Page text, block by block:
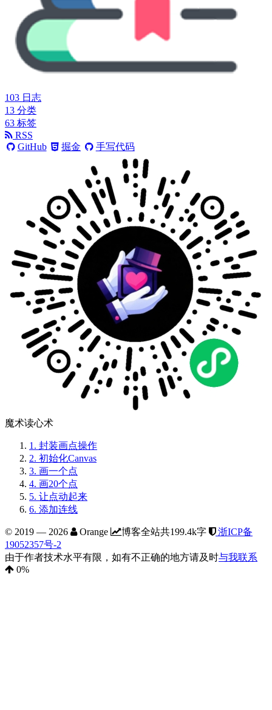
103 日志
13 分类
63 标签
RSS
GitHub
掘金 手写代码
魔术读心术
1. 封装画点操作
2. 初始化Canvas
3. 画一个点
4. 画20个点
5. 让点动起来
6. 添加连线
© 2019 — 2026 Orange 博客全站共199.4k字
浙ICP备
19052357号-2
由于作者技术水平有限，如有不正确的地方请及时与我联系
0%